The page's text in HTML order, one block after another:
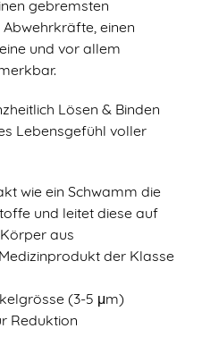
gebremsten
einen
und vor allem
Lösen & Binden
Lebensgefühl voller
wie ein Schwamm die
und leitet diese auf
aus
der Klasse
(3-5 μm)
Reduktion